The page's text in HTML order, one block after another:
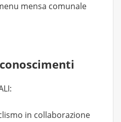
mensa comunale
in collaborazione